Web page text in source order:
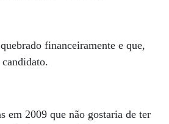
financeiramente e que,
em 2009 que não gostaria de ter